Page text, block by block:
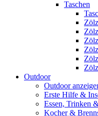
Taschen
Outdoor
Outdoor
Erste Hilfe &
Essen, Trinken
Kocher &